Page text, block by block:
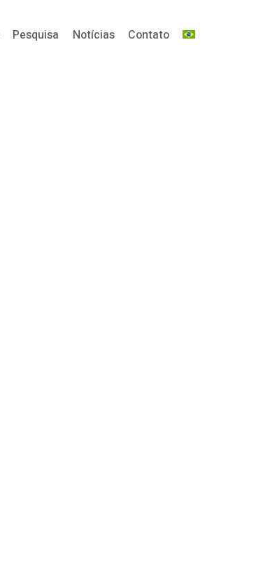
Pesquisa Notícias Contato